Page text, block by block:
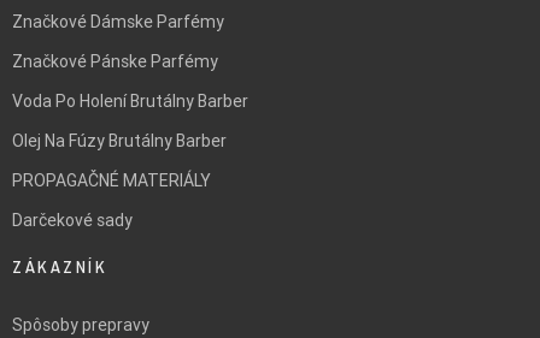
Značkové Dámske Parfémy
Značkové Pánske Parfémy
Voda Po Holení Brutálny Barber
Olej Na Fúzy Brutálny Barber
PROPAGAČNÉ MATERIÁLY
Darčekové sady
ZÁKAZNÍK
Spôsoby prepravy